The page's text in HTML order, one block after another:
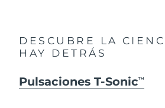
DESCUBRE LA
HAY DETRÁS
Pulsaciones T-SonicTM